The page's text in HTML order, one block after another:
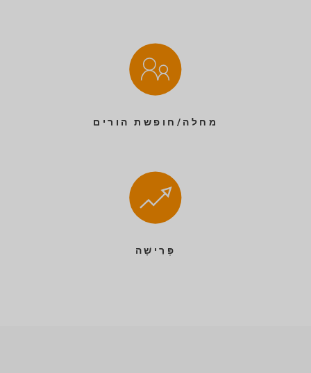
מחלה/חופשת הורים
פְּרִישָׁה